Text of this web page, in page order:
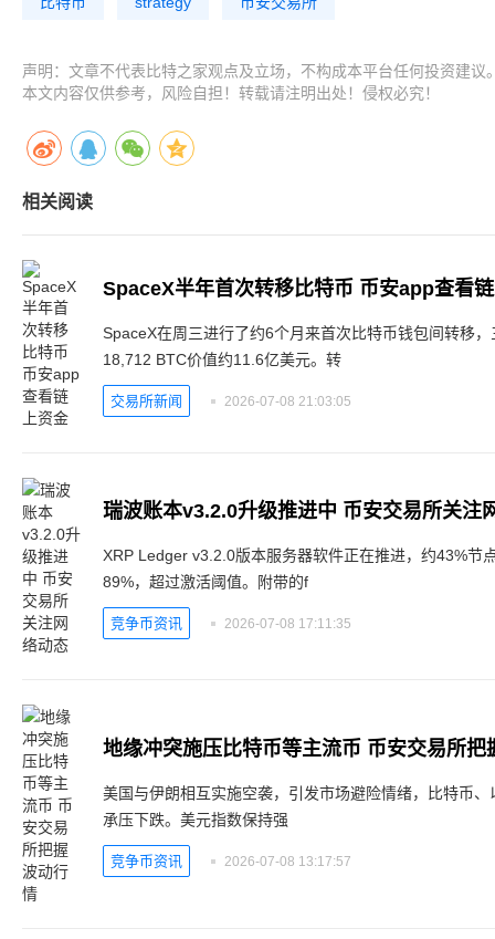
声明：文章不代表比特之家观点及立场，不构成本平台任何投资建
本文内容仅供参考，风险自担！转载请注明出处！侵权必究！
相关阅读
SpaceX半年首次转移比特币 币安app查看
SpaceX在周三进行了约6个月来首次比特币钱包间转移
18,712 BTC价值约11.6亿美元。转
交易所新闻 2026-07-08 21:03:05
瑞波账本v3.2.0升级推进中 币安交易所关注
XRP Ledger v3.2.0版本服务器软件正在推进，约43%节
89%，超过激活阈值。附带的f
竞争币资讯 2026-07-08 17:11:35
地缘冲突施压比特币等主流币 币安交易所把
美国与伊朗相互实施空袭，引发市场避险情绪，比特币
承压下跌。美元指数保持强
竞争币资讯 2026-07-08 13:17:57